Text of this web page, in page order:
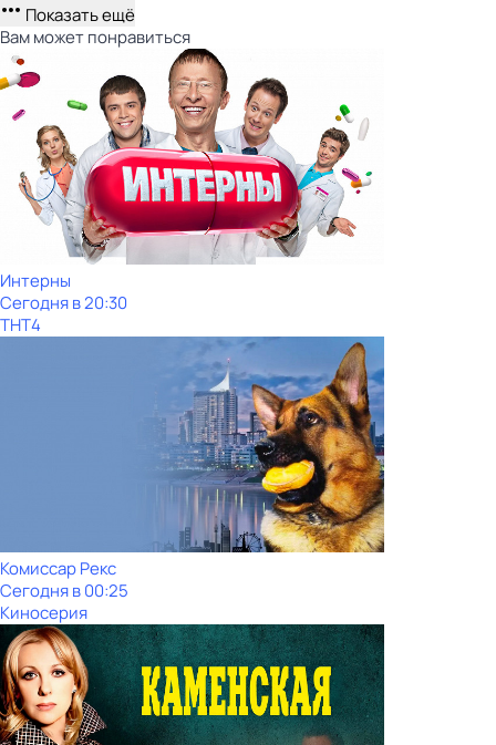
Показать ещё
Вам может понравиться
Интерны
Сегодня в 20:30
ТНТ4
Комиссар Рекс
Сегодня в 00:25
Киносерия